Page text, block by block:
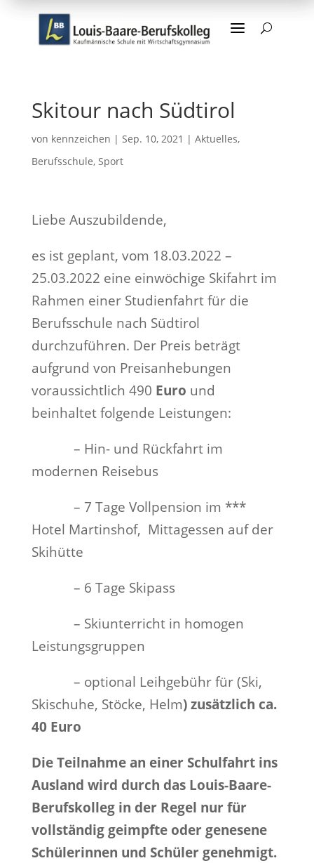
a U
Skitour nach Südtirol
von kennzeichen | Sep. 10, 2021 | Aktuelles,
Berufsschule, Sport
Liebe Auszubildende,
es ist geplant, vom 18.03.2022 –
25.03.2022 eine einwöchige Skifahrt im
Rahmen einer Studienfahrt für die
Berufsschule nach Südtirol
durchzuführen. Der Preis beträgt
aufgrund von Preisanhebungen
voraussichtlich 490 Euro und
beinhaltet folgende Leistungen:
– Hin- und Rückfahrt im
modernen Reisebus
– 7 Tage Vollpension im ***
Hotel Martinshof, Mittagessen auf der
Skihütte
– 6 Tage Skipass
– Skiunterricht in homogen
Leistungsgruppen
– optional Leihgebühr für (Ski,
Skischuhe, Stöcke, Helm) zusätzlich ca.
40 Euro
Die Teilnahme an einer Schulfahrt ins
Ausland wird durch das Louis-Baare-
Berufskolleg in der Regel nur für
vollständig geimpfte oder genesene
Schülerinnen und Schüler genehmigt.